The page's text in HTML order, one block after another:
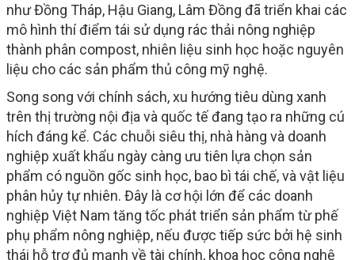
như Đồng Tháp, Hậu Giang, Lâm Đồng đã triển khai các
mô hình thí điểm tái sử dụng rác thải nông nghiệp
thành phân compost, nhiên liệu sinh học hoặc nguyên
liệu cho các sản phẩm thủ công mỹ nghệ.
Song song với chính sách, xu hướng tiêu dùng xanh
trên thị trường nội địa và quốc tế đang tạo ra những cú
hích đáng kể. Các chuỗi siêu thị, nhà hàng và doanh
nghiệp xuất khẩu ngày càng ưu tiên lựa chọn sản
phẩm có nguồn gốc sinh học, bao bì tái chế, và vật liệu
phân hủy tự nhiên. Đây là cơ hội lớn để các doanh
nghiệp Việt Nam tăng tốc phát triển sản phẩm từ phế
phụ phẩm nông nghiệp, nếu được tiếp sức bởi hệ sinh
thái hỗ trợ đủ mạnh về tài chính, khoa học công nghệ